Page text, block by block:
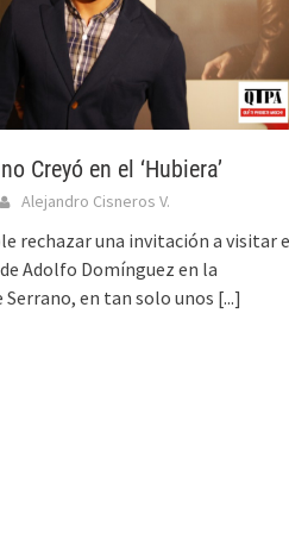
Creyó en el ‘Hubiera’
Alejandro Cisneros V.
rechazar una invitación a visitar
Adolfo Domínguez en la
en tan solo unos [...]